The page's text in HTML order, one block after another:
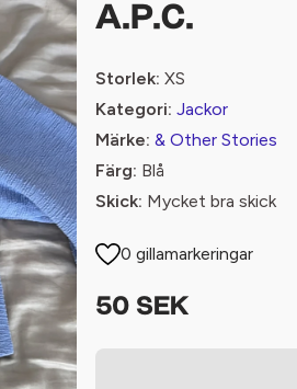
A.P.C.
Storlek: XS
Kategori: Jackor
Märke: & Other Stories
Färg: Blå
Skick: Mycket bra skick
0 gillamarkeringar
50 SEK